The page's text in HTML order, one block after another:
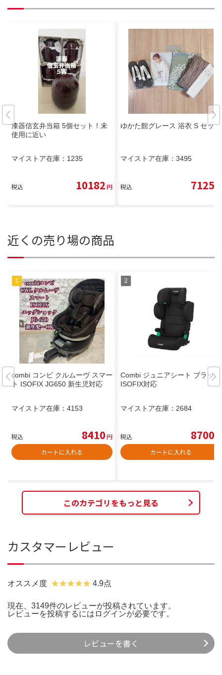
漆器信玄弁当箱 5個セット！未
使用に近い
マイストア在庫： 1235
税込 10182円
ゆかた館グレース 浴衣 S セット
マイストア在庫： 3495
税込 7125
近くの売り場の商品
combi コンビ クルムーヴ スマー
ト ISOFIX JG650 新生児対応
マイストア在庫： 4153
税込 8410円
カートに入れる
Combi ジュニアシート ブラック
ISOFIX対応
マイストア在庫： 2684
税込 8700
カートに入れる
このカテゴリをもっと見る
カスタマーレビュー
オススメ度 4.9点
現在、3149件のレビューが投稿されています。
レビューを投稿するには ログインが必要です。
レビューを書く